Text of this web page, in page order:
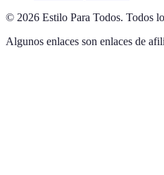
© 2026 Estilo Para Todos. Todos
Algunos enlaces son enlaces de